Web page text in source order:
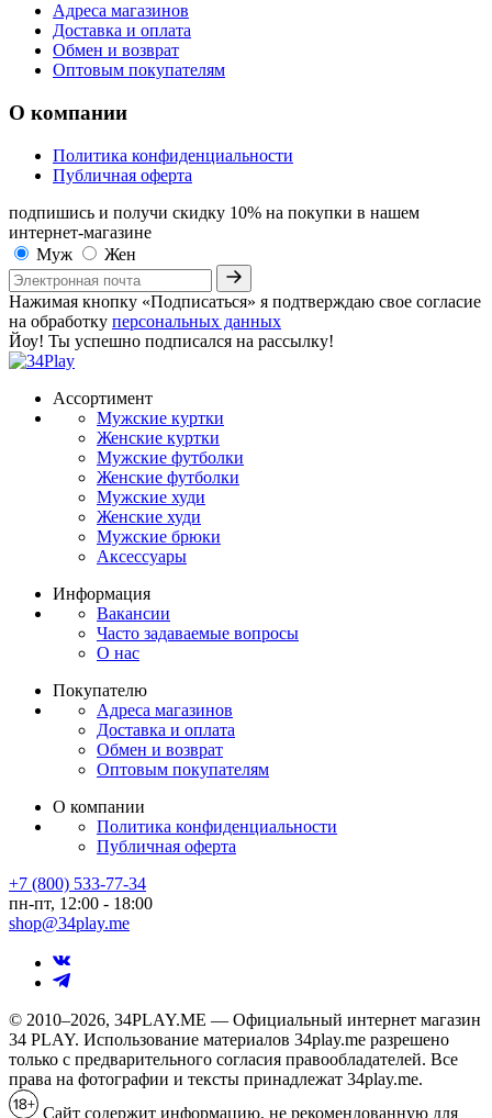
Адреса магазинов
Доставка и оплата
Обмен и возврат
Оптовым покупателям
О компании
Политика конфиденциальности
Публичная оферта
подпишись и получи скидку 10% на покупки в нашем
интернет-магазине
Муж
Жен
Нажимая кнопку «Подписаться» я подтверждаю свое согласие
на обработку персональных данных
Йоу! Ты успешно подписался на рассылку!
Ассортимент
Мужские куртки
Женские куртки
Мужские футболки
Женские футболки
Мужские худи
Женские худи
Мужские брюки
Аксессуары
Информация
Вакансии
Часто задаваемые вопросы
О нас
Покупателю
Адреса магазинов
Доставка и оплата
Обмен и возврат
Оптовым покупателям
О компании
Политика конфиденциальности
Публичная оферта
+7 (800) 533-77-34
пн-пт, 12:00 - 18:00
shop@34play.me
© 2010–2026, 34PLAY.ME — Официальный интернет магазин
34 PLAY. Использование материалов 34play.me разрешено
только с предварительного согласия правообладателей. Все
права на фотографии и тексты принадлежат 34play.me.
Сайт содержит информацию, не рекомендованную для